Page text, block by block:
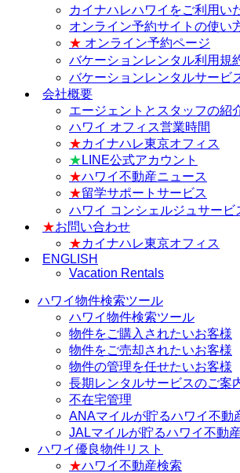
カイナハレハワイをご利用い
オンライン予約サイトの使い
★ オンライン予約ページ
バケーションレンタル利用規
バケーションレンタルサービ
会社概要
エージェントとスタッフの紹
ハワイ オフィス営業時間
★カイナハレ東京オフィス
★ LINE公式アカウント
★ハワイ不動産ニュース
★留学サポートサービス
ハワイ コンシェルジュサービ
★お問い合わせ
★カイナハレ東京オフィス
ENGLISH
Vacation Rentals
ハワイ物件検索ツール
ハワイ物件検索ツール
物件をご購入されたいお客様
物件をご売却されたいお客様
物件の管理を任せたいお客様
長期レンタルサービスのご案
不在宅管理
ANAマイルが貯るハワイ不動
JALマイルが貯るハワイ不動
ハワイ優良物件リスト
★ハワイ不動産検索